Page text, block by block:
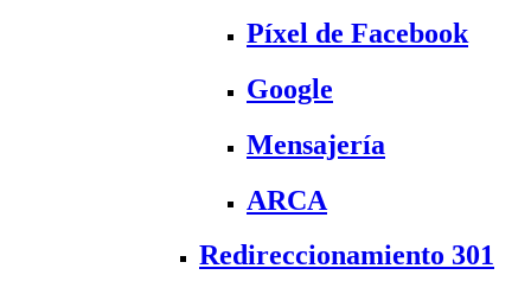
Píxel de Facebook
Google
Mensajería
ARCA
Redireccionamiento 301